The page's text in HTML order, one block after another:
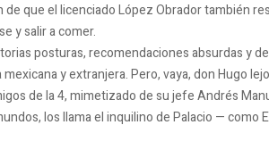
que el licenciado López Obrador también
y salir a comer.
posturas, recomendaciones absurdas y
y extranjera.Pero, vaya, don Hugo
de la 4, mimetizado de su jefe Andrés
los llama el inquilino de Palacio — como